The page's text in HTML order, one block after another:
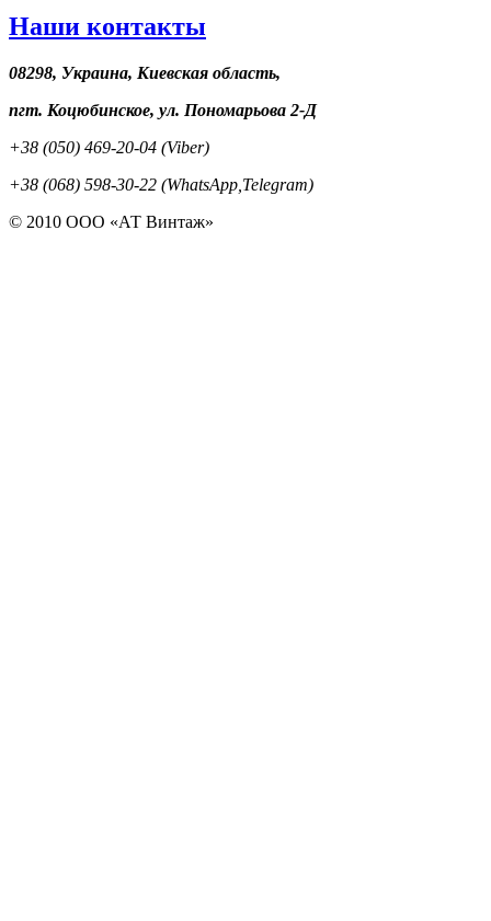
Наши контакты
08298, Украина, Киевская область,
пгт. Коцюбинское, ул. Пономарьова 2-Д
+38 (050) 469-20-04 (Viber)
+38 (068) 598-30-22 (WhatsApp,Telegram)
© 2010 ООО «АТ Винтаж»